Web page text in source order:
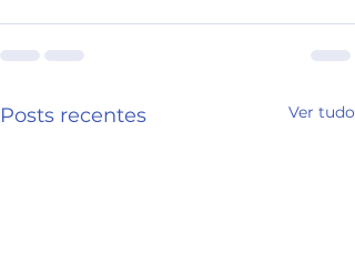
Posts recentes Ver tudo